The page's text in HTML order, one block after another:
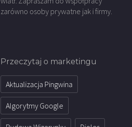
zarówno osoby prywatne jak i firmy.
Przeczytaj o marketingu
Aktualizacja Pingwina
Algorytmy Google